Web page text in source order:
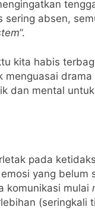
absen,
”.
kita habis
dan mental
pada
yang belum
komunikasi mulai
(seringkali